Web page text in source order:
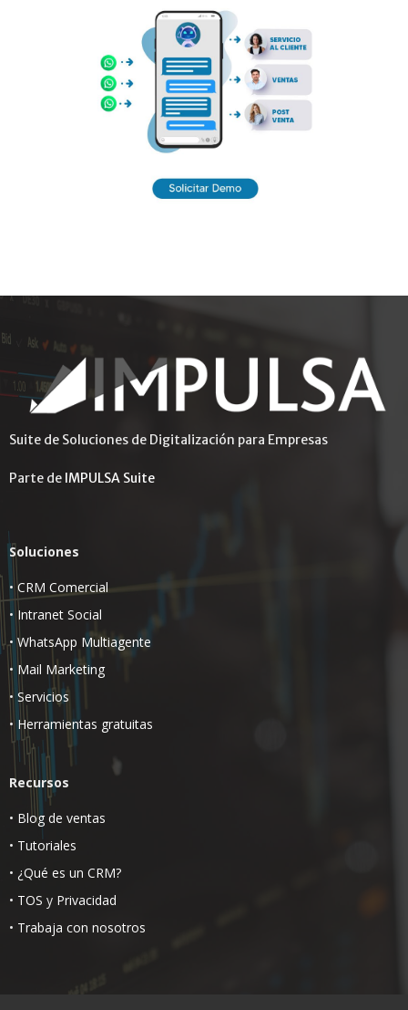
Suite de Soluciones de Digitalización para Empresas
Parte de IMPULSA Suite
Soluciones
• CRM Comercial
• Intranet Social
• WhatsApp Multiagente
• Mail Marketing
• Servicios
• Herramientas gratuitas
Recursos
• Blog de ventas
• Tutoriales
• ¿Qué es un CRM?
• TOS y Privacidad
• Trabaja con nosotros